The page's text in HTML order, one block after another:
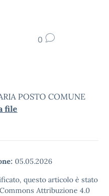
0
POSTO COMUNE
file
05.05.2026
questo articolo è stato
Attribuzione 4.0